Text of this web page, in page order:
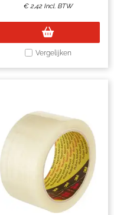
€2,42 Incl. BTW
Vergelijken